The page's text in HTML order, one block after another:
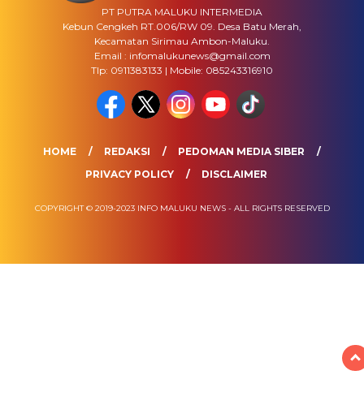
PT PUTRA MALUKU INTERMEDIA
Kebun Cengkeh RT.006/RW 09. Desa Batu Merah,
Kecamatan Sirimau Ambon-Maluku.
Email : infomalukunews@gmail.com
Tlp: 0911383133 | Mobile: 085243316910
HOME REDAKSI
PEDOMAN MEDIA SIBER
PRIVACY POLICY
DISCLAIMER
COPYRIGHT © 2019-2023 INFO MALUKU NEWS - ALL RIGHTS RESERVED